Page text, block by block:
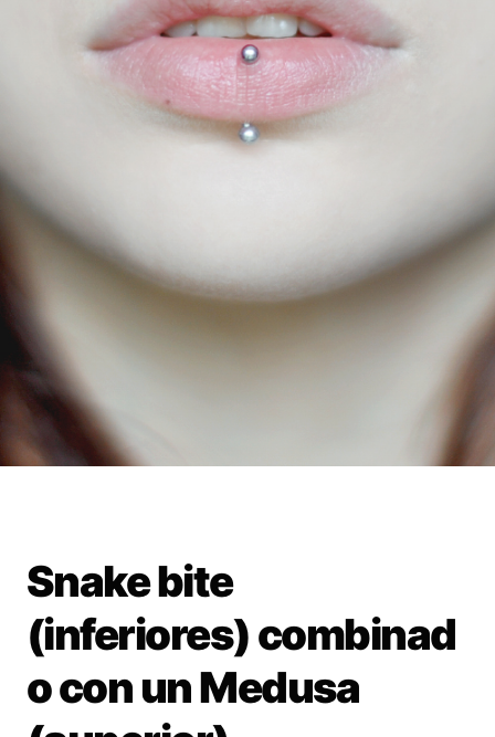
Snake bite
(inferiores) combinad
o con un Medusa